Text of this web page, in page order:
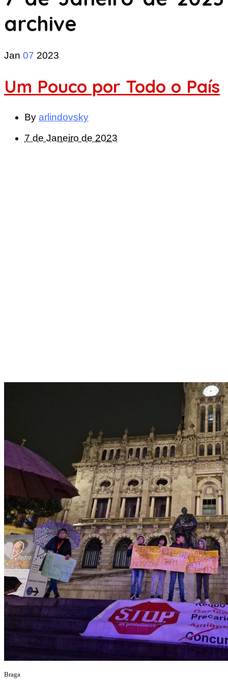
archive
Jan 07 2023
Um Pouco por Todo o País
By arlindovsky
7 de Janeiro de 2023
Braga